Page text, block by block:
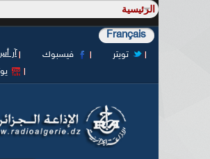
Français
آر فيسبوك
تويتر